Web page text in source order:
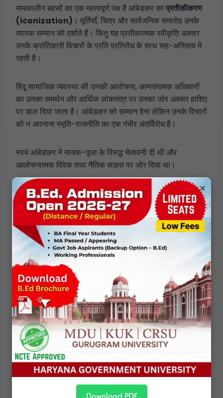
समकालीन बहसों का एक महत्वपूर्ण पक्ष है आंबेडकर काप्रतीकीकरण
(iconization) । मूर्तियाँ, चित्र और सार्वजनिक समारोह उनके
व्यापक सम्मान को दर्शाते हैं। किंतु यह प्रतीकात्मक स्वीकृति अक्सर
उनके क्रांतिकारी विचारों के प्रति प्रतिरोध के साथ सह-अस्तित्व में
रहती है।
हिंदू सामाजिक व्यवस्था की उनकी आलोचना, अल्पसंख्यक अधिकारों
का उनका समर्थन और आर्थिक लोकतंत्र पर उनका ज़ोर अक्सर हाशिए
पर डाल दिया जाता है। आंबेडकर को सम्मान देना लेकिन उनके विचारों
को न अपनाना स्मृति-राजनीति का एक गंभीर अंतर्विरोध है।
स्वयं आंबेडकर ने नायक-पूजा के विरुद्ध चेतावनी दी थी और
आलोचनात्मक विवेक तथा नैतिक साहस पर ज़ोर दिया था।
निष्कर्ष : वर्तमान के लिए एक आलोचनात्मक संसाधन
आंबेडकर से जुड़ी समकालीन चिंताएँ, अंतर्विरोध और बहसें उनके
विचारों की स्थायी शक्ति और विवादास्पद प्रकृति
—दोनों को उजागर
करती हैं। आंबेडकर अतीत की स्मृति नहीं, बल्कि वर्तमान को समझने
और वैकल्पिक भविष्य की कल्पना करने का एक सशक्त बौद्धिक
संसाधन हैं।
उनका चिंतन समाज को समानता, सत्ता और न्याय से जुड़े असहज
प्रश्नों का सामना करने के लिए बाध्य करता है। संवैधानिक आदर्शों
और सामाजिक यथार्थ के बीच का अंतर, प्रतीकात्मक समावेशन और
वास्तविक परिवर्तन के बीच का तनाव, तथा लोकतंत्र और वर्चस्व के
बीच का संघर्ष—ये सभी वही अधूरी परियोजनाएँ हैं जिनकी ओर
आंबेडकर ने संकेत किया था।
×
Download PDF